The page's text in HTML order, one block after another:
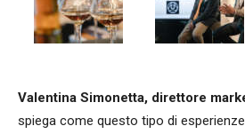
Valentina Simonetta, direttore
spiega come questo tipo di